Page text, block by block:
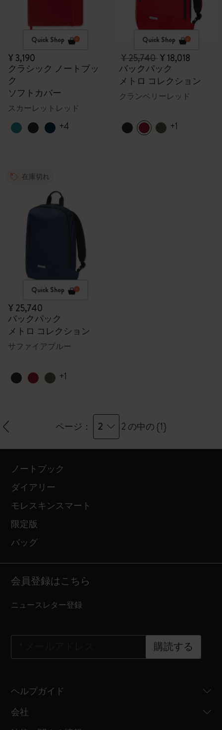
Quick Shop
¥ 3,190
クラシック ノートブッ
ク
ソフトカバー
スカーレットレッド
+4
Quick Shop
¥ 25,740¥ 18,018
バックパック
メトロ コレクション
クランベリーレッド
+1
在庫切れ
Quick Shop
¥ 25,740
バックパック
メトロ コレクション
サファイアブルー
+1
ページ： 2 2 の中の {1}
ノートブック
ダイアリー
モレスキンスマート
限定版
バッグ
会員登録はこちら
ニュースレター登録
購読する
ヘルプガイド
会社